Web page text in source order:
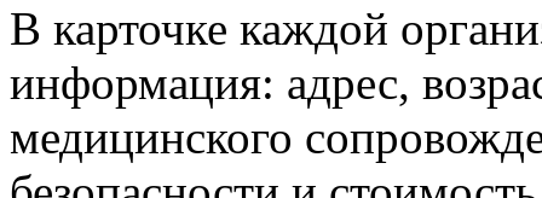
В карточке каждой
информация: адрес,
медицинского